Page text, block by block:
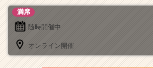
随時開催中
満席
オンライン開催